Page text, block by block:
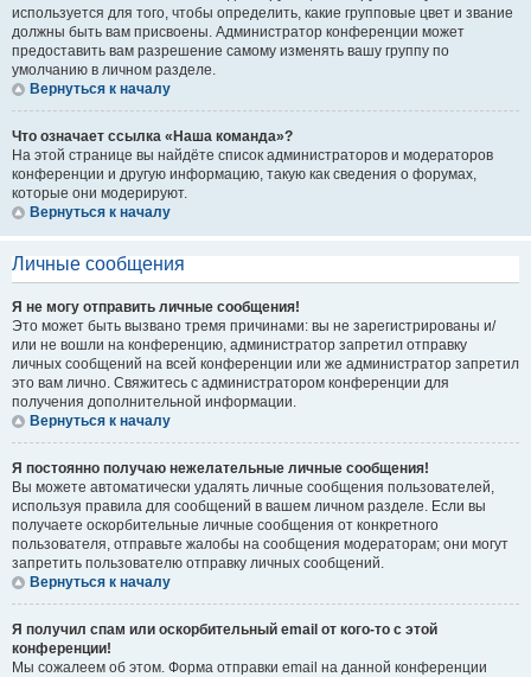
используется для того, чтобы определить, какие групповые цвет и звание
должны быть вам присвоены. Администратор конференции может
предоставить вам разрешение самому изменять вашу группу по
умолчанию в личном разделе.
Вернуться к началу
Что означает ссылка «Наша команда»?
На этой странице вы найдёте список администраторов и модераторов
конференции и другую информацию, такую как сведения о форумах,
которые они модерируют.
Вернуться к началу
Личные сообщения
Я не могу отправить личные сообщения!
Это может быть вызвано тремя причинами: вы не зарегистрированы и/
или не вошли на конференцию, администратор запретил отправку
личных сообщений на всей конференции или же администратор запретил
это вам лично. Свяжитесь с администратором конференции для
получения дополнительной информации.
Вернуться к началу
Я постоянно получаю нежелательные личные сообщения!
Вы можете автоматически удалять личные сообщения пользователей,
используя правила для сообщений в вашем личном разделе. Если вы
получаете оскорбительные личные сообщения от конкретного
пользователя, отправьте жалобы на сообщения модераторам; они могут
запретить пользователю отправку личных сообщений.
Вернуться к началу
Я получил спам или оскорбительный email от кого-то с этой
конференции!
Мы сожалеем об этом. Форма отправки email на данной конференции